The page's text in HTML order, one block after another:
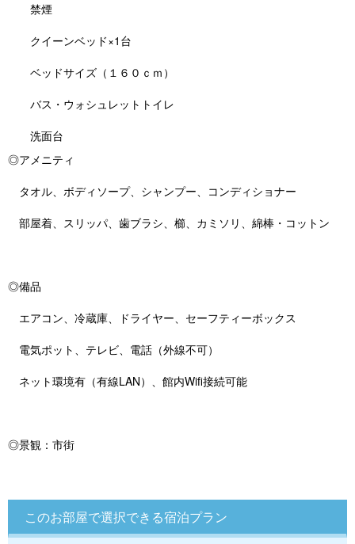
禁煙
クイーンベッド×1台
ベッドサイズ（１６０ｃｍ）
バス・ウォシュレットトイレ
洗面台
◎アメニティ
タオル、ボディソープ、シャンプー、コンディショナー
部屋着、スリッパ、歯ブラシ、櫛、カミソリ、綿棒・コットン
◎備品
エアコン、冷蔵庫、ドライヤー、セーフティーボックス
電気ポット、テレビ、電話（外線不可）
ネット環境有（有線LAN）、館内Wifi接続可能
◎景観：市街
このお部屋で選択できる宿泊プラン